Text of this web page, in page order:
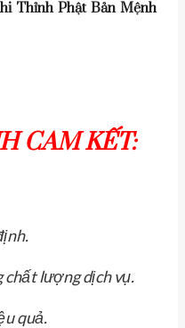
Thỉnh Phật Bản Mệnh
CAM KẾT:
chất lượng dịch vụ.
quả.